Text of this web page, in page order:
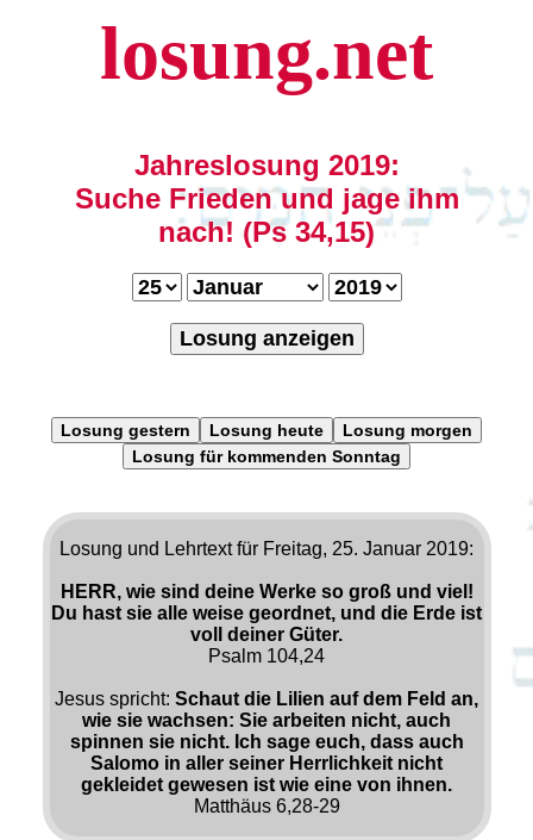
losung.net
Jahreslosung 2019:
Suche Frieden und jage ihm
nach! (Ps 34,15)
Losung anzeigen
Losung gestern Losung heute
Losung morgen
Losung für kommenden Sonntag
Losung und Lehrtext für Freitag, 25. Januar 2019:
HERR, wie sind deine Werke so groß und viel!
Du hast sie alle weise geordnet, und die Erde ist
voll deiner Güter.
Psalm 104,24
Jesus spricht: Schaut die Lilien auf dem Feld an,
wie sie wachsen: Sie arbeiten nicht, auch
spinnen sie nicht. Ich sage euch, dass auch
Salomo in aller seiner Herrlichkeit nicht
gekleidet gewesen ist wie eine von ihnen.
Matthäus 6,28-29